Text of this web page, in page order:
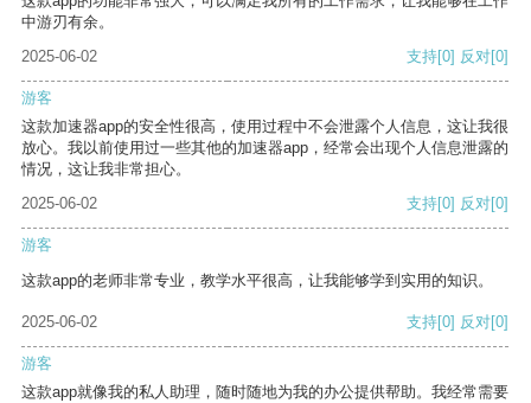
中游刃有余。
2025-06-02
支持[0] 反对[0]
游客
这款加速器app的安全性很高，使用过程中不会泄露个人信息，这让我很
放心。我以前使用过一些其他的加速器app，经常会出现个人信息泄露的
情况，这让我非常担心。
2025-06-02
支持[0] 反对[0]
游客
这款app的老师非常专业，教学水平很高，让我能够学到实用的知识。
2025-06-02 支持[0] 反对[0]
游客
这款app就像我的私人助理，随时随地为我的办公提供帮助。我经常需要